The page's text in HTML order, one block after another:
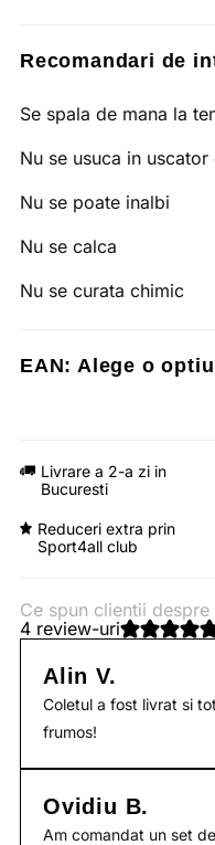
Recomandari de
Se spala de mana la
Nu se usuca in
Nu se poate inalbi
Nu se calca
Nu se curata chimic
EAN: Alege o
Livrare a 2-a zi in
Bucuresti
Reduceri extra prin
Sport4all club
Ce spun clientii
4 review-uri
Alin V.
Coletul a fost livrat si
frumos!
Ovidiu B.
Am comandat un set